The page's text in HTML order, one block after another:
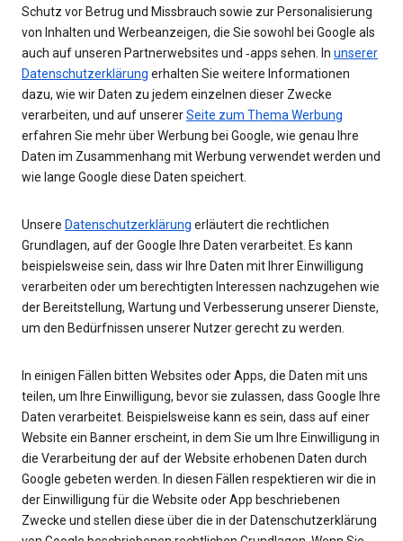
Schutz vor Betrug und Missbrauch sowie zur Personalisierung
von Inhalten und Werbeanzeigen, die Sie sowohl bei Google als
auch auf unseren Partnerwebsites und ‑apps sehen. In unserer
Datenschutzerklärung erhalten Sie weitere Informationen
dazu, wie wir Daten zu jedem einzelnen dieser Zwecke
verarbeiten, und auf unsererSeite zum Thema Werbung
erfahren Sie mehr über Werbung bei Google, wie genau Ihre
Daten im Zusammenhang mit Werbung verwendet werden und
wie lange Google diese Daten speichert.
Unsere Datenschutzerklärung erläutert die rechtlichen
Grundlagen, auf der Google Ihre Daten verarbeitet. Es kann
beispielsweise sein, dass wir Ihre Daten mit Ihrer Einwilligung
verarbeiten oder um berechtigten Interessen nachzugehen wie
der Bereitstellung, Wartung und Verbesserung unserer Dienste,
um den Bedürfnissen unserer Nutzer gerecht zu werden.
In einigen Fällen bitten Websites oder Apps, die Daten mit uns
teilen, um Ihre Einwilligung, bevor sie zulassen, dass Google Ihre
Daten verarbeitet. Beispielsweise kann es sein, dass auf einer
Website ein Banner erscheint, in dem Sie um Ihre Einwilligung in
die Verarbeitung der auf der Website erhobenen Daten durch
Google gebeten werden. In diesen Fällen respektieren wir die in
der Einwilligung für die Website oder App beschriebenen
Zwecke und stellen diese über die in der Datenschutzerklärung